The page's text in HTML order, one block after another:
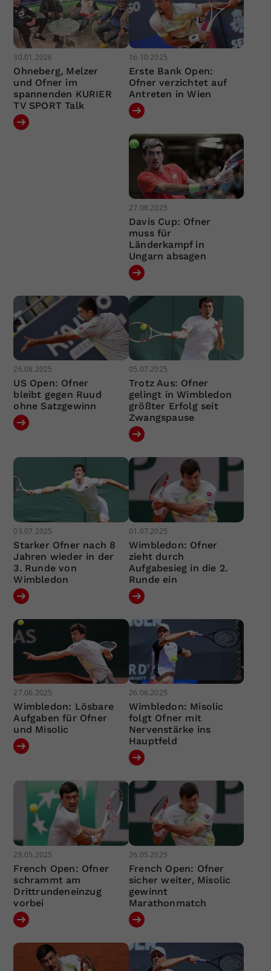
30.01.2026
Ohneberg, Melzer
und Ofner im
spannenden KURIER
TV SPORT Talk
16.10.2025
Erste Bank Open:
Ofner verzichtet auf
Antreten in Wien
27.08.2025
Davis Cup: Ofner
muss für
Länderkampf in
Ungarn absagen
26.08.2025
US Open: Ofner
bleibt gegen Ruud
ohne Satzgewinn
05.07.2025
Trotz Aus: Ofner
gelingt in Wimbledon
größter Erfolg seit
Zwangspause
03.07.2025
Starker Ofner nach 8
Jahren wieder in der
3. Runde von
Wimbledon
01.07.2025
Wimbledon: Ofner
zieht durch
Aufgabesieg in die 2.
Runde ein
27.06.2025
Wimbledon: Lösbare
Aufgaben für Ofner
und Misolic
26.06.2025
Wimbledon: Misolic
folgt Ofner mit
Nervenstärke ins
Hauptfeld
28.05.2025
French Open: Ofner
schrammt am
Drittrundeneinzug
vorbei
26.05.2025
French Open: Ofner
sicher weiter, Misolic
gewinnt
Marathonmatch